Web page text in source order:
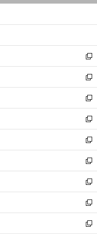
ン
ウ
開
く
新
し
い
ウ
ィ
ン
ド
ウ
で
開
く
新
し
い
ウ
ィ
ン
ド
ウ
で
開
く
新
し
い
ウ
ィ
ン
ド
ウ
で
開
く
新
し
い
ウ
ィ
ン
ド
ウ
で
開
く
新
し
い
ウ
ィ
ン
ド
ウ
で
新
し
い
ウ
ィ
ン
ド
新
し
い
ウ
ィ
新
し
い
新